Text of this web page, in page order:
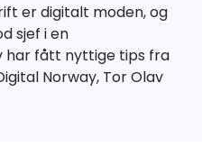
er digitalt moden, og
sjef i en
har fått nyttige tips fra
Norway, Tor Olav